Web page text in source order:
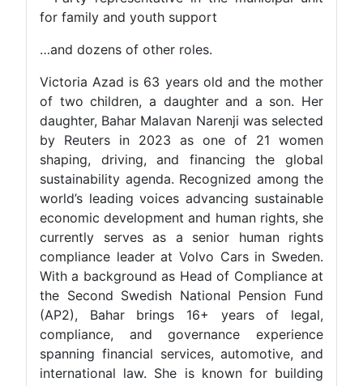
for family and youth support
…and dozens of other roles.
Victoria Azad is 63 years old and the mother
of two children, a daughter and a son. Her
daughter, Bahar Malavan Narenji was selected
by Reuters in 2023 as one of 21 women
shaping, driving, and financing the global
sustainability agenda. Recognized among the
world’s leading voices advancing sustainable
economic development and human rights, she
currently serves as a senior human rights
compliance leader at Volvo Cars in Sweden.
With a background as Head of Compliance at
the Second Swedish National Pension Fund
(AP2), Bahar brings 16+ years of legal,
compliance, and governance experience
spanning financial services, automotive, and
international law. She is known for building